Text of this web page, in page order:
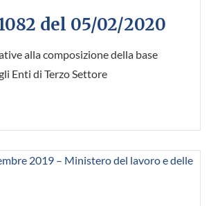
del 05/02/2020
alla composizione della base
Enti di Terzo Settore